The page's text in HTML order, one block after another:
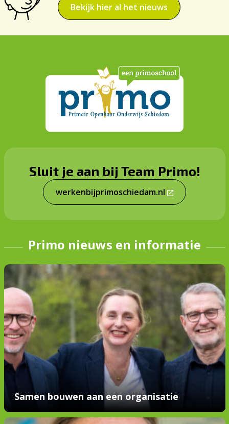
Bekijk hier al het nieuws
Sluit je aan bij Team Primo!
werkenbijprimoschiedam.nl
Primo nieuws en informatie
Samen bouwen aan een organisatie